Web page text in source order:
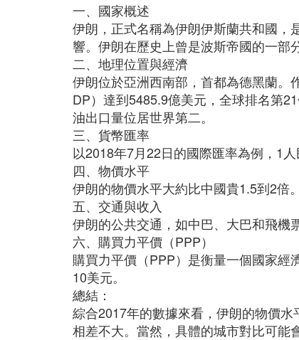
一、國家概述
伊朗，正式名稱為伊朗伊斯蘭共和國，
響。伊朗在歷史上曾是波斯帝國的一部
二、地理位置與經濟
伊朗位於亞洲西南部，首都為德黑蘭。
DP）達到5485.9億美元，全球排名第
油出口量位居世界第二。
三、貨幣匯率
以2018年7月22日的國際匯率為例，1人
四、物價水平
伊朗的物價水平大約比中國貴1.5到2倍
五、交通與收入
伊朗的公共交通，如中巴、大巴和飛機
六、購買力平價（PPP）
購買力平價（PPP）是衡量一個國家
10美元。
總結：
綜合2017年的數據來看，伊朗的物價
相差不大。當然，具體的城市對比可能